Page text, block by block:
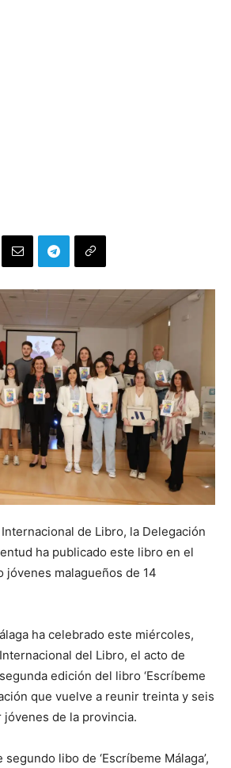
de Libro, la Delegación
ha publicado este libro en el
jóvenes malagueños de 14
ha celebrado este miércoles,
del Libro, el acto de
edición del libro ‘Escríbeme
que vuelve a reunir treinta y seis
de la provincia.
libo de ‘Escríbeme Málaga’,